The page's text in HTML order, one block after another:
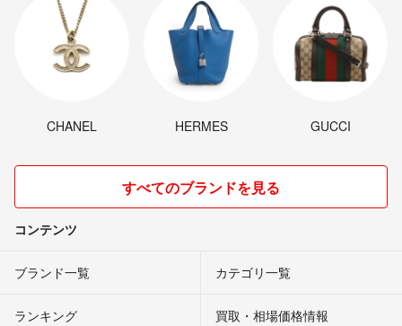
CHANEL HERMES GUCCI
すべてのブランドを見る
コンテンツ
ブランド一覧 カテゴリ一覧
ランキング 買取・相場価格情報